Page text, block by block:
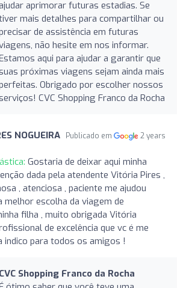
aprimorar futuras estadias. Se
mais detalhes para compartilhar ou
de assistência em futuras
não hesite em nos informar.
aqui para ajudar a garantir que
próximas viagens sejam ainda mais
Obrigado por escolher nossos
CVC Shopping Franco da Rocha
NOGUEIRA Publicado em
2 years
Gostaria de deixar aqui minha
dada pela atendente Vitória Pires ,
, atenciosa , paciente me ajudou
melhor escolha da viagem de
filha , muito obrigada Vitória
de excelência que vc é me
indico para todos os amigos !
CVC Shopping Franco da Rocha